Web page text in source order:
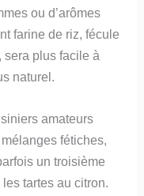
ou d’arômes
farine de riz, fécule
sera plus facile à
naturel.
amateurs
fétiches,
un troisième
tartes au citron.